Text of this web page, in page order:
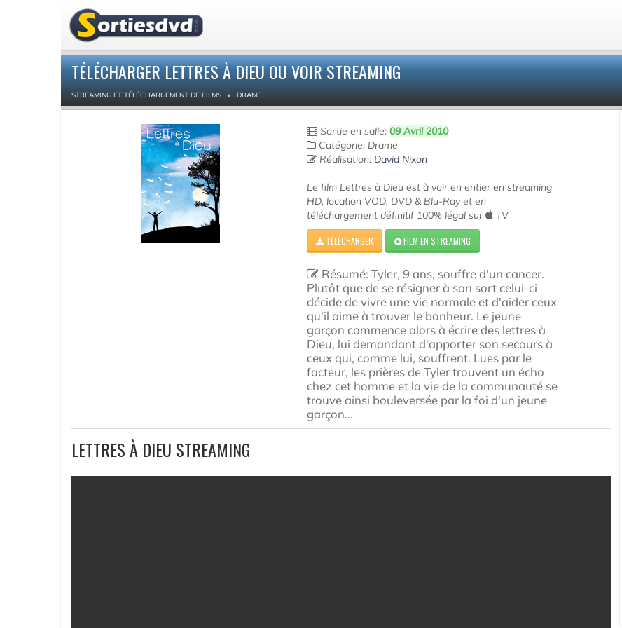
TÉLÉCHARGER LETTRES À DIEU OU VOIR STREAMING
STREAMING ET TÉLÉCHARGEMENT DE FILMS DRAME
Sortie en salle:09 Avril 2010
Catégorie: Drame
Réalisation: David Nixon
Le film Lettres à Dieu est à voir en entier en streaming
HD, location VOD, DVD & Blu-Ray et en
téléchargement définitif 100% légal sur
TV
TÉLÉCHARGER FILM EN STREAMING
Résumé: Tyler, 9 ans, souffre d'un cancer.
Plutôt que de se résigner à son sort celui-ci
décide de vivre une vie normale et d'aider ceux
qu'il aime à trouver le bonheur. Le jeune
garçon commence alors à écrire des lettres à
Dieu, lui demandant d'apporter son secours à
ceux qui, comme lui, souffrent. Lues par le
facteur, les prières de Tyler trouvent un écho
chez cet homme et la vie de la communauté se
trouve ainsi bouleversée par la foi d'un jeune
garçon...
LETTRES À DIEU STREAMING